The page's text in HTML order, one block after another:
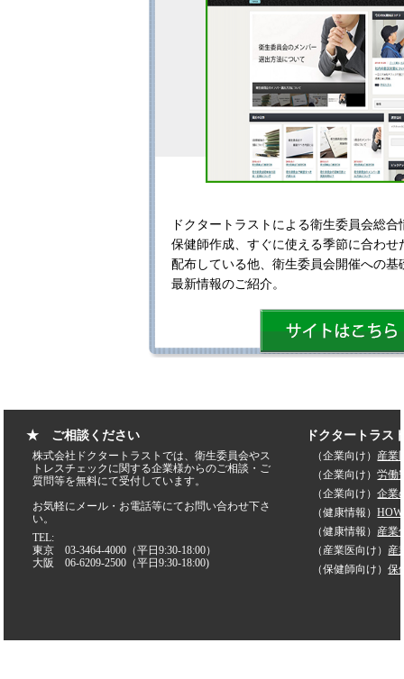
ドクタートラストによる衛生委員会総合
保健師作成、すぐに使える季節に合わせ
配布している他、衛生委員会開催への基
最新情報のご紹介。
★ ご相談ください
株式会社ドクタートラストでは、衛生委員会やス
トレスチェックに関する企業様からのご相談・ご
質問等を無料にて受付しています。
お気軽にメール・お電話等にてお問い合わせ下さ
い。
TEL:
東京 03-3464-4000（平日9:30-18:00）
大阪 06-6209-2500（平日9:30-18:00)
ドクタートラス
（企業向け） 産業
（企業向け）労働
（企業向け）企業
（健康情報）
（健康情報） 産業
（産業医向け） 産
（保健師向け）保